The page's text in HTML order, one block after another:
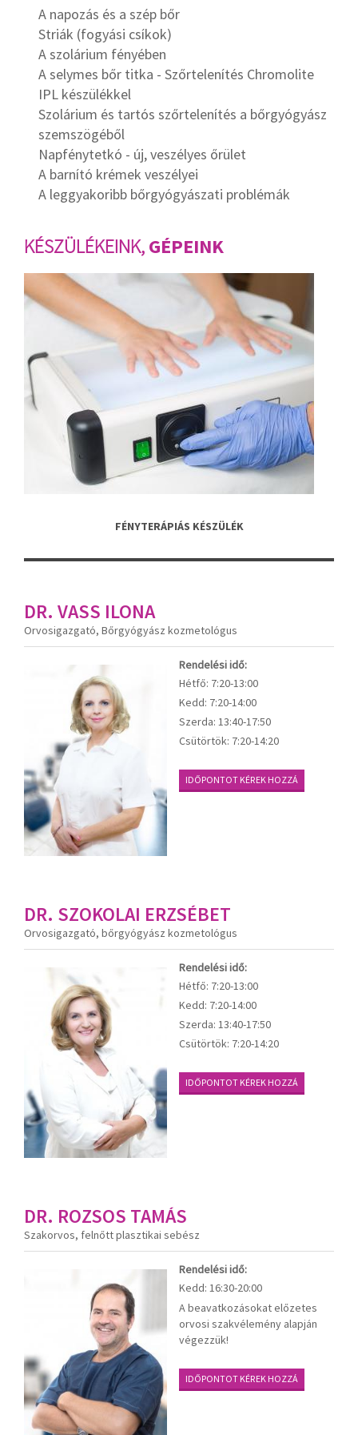
A napozás és a szép bőr
Striák (fogyási csíkok)
A szolárium fényében
A selymes bőr titka - Szőrtelenítés Chromolite
IPL készülékkel
Szolárium és tartós szőrtelenítés a bőrgyógyász
szemszögéből
Napfénytetkó - új, veszélyes őrület
A barnító krémek veszélyei
A leggyakoribb bőrgyógyászati problémák
KÉSZÜLÉKEINK,GÉPEINK
FÉNYTERÁPIÁS KÉSZÜLÉK
DR. VASS ILONA
Orvosigazgató, Bőrgyógyász kozmetológus
Rendelési idő:
Hétfő: 7:20-13:00
Kedd: 7:20-14:00
Szerda: 13:40-17:50
Csütörtök: 7:20-14:20
IDŐPONTOT KÉREK HOZZÁ
DR. SZOKOLAI ERZSÉBET
Orvosigazgató, bőrgyógyász kozmetológus
Rendelési idő:
Hétfő: 7:20-13:00
Kedd: 7:20-14:00
Szerda: 13:40-17:50
Csütörtök: 7:20-14:20
IDŐPONTOT KÉREK HOZZÁ
DR. ROZSOS TAMÁS
Szakorvos, felnőtt plasztikai sebész
Rendelési idő:
Kedd: 16:30-20:00
A beavatkozásokat előzetes
orvosi szakvélemény alapján
végezzük!
IDŐPONTOT KÉREK HOZZÁ